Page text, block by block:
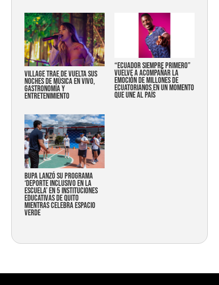
Village trae de vuelta sus
noches de música en vivo,
gastronomía y
entretenimiento
“Ecuador siempre primero”
vuelve a acompañar la
emoción de millones de
ecuatorianos en un momento
que une al país
Bupa lanzó su programa
‘Deporte Inclusivo en la
Escuela’ en 5 instituciones
educativas de Quito
mientras celebra espacio
verde